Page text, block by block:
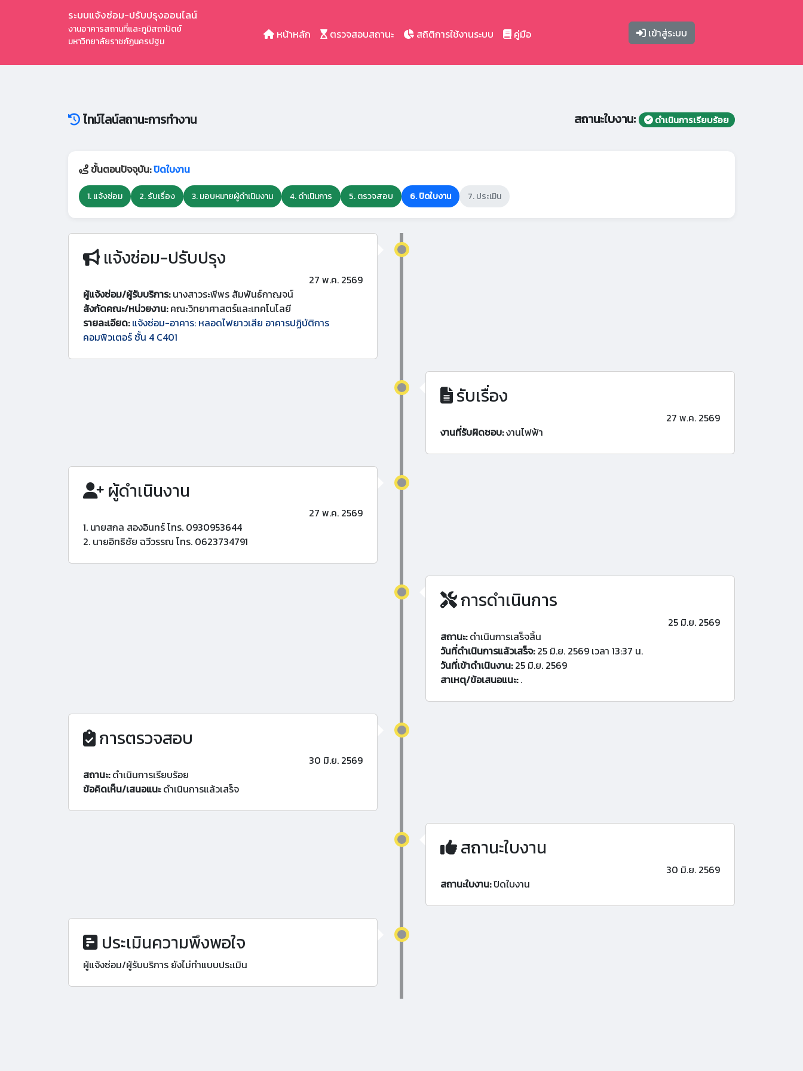
ระบบแจ้งซ่อม-ปรับปรุงออนไลน์
งานอาคารสถานที่และภูมิสถาปัตย์
มหาวิทยาลัยราชภัฏนครปฐม
หน้าหลัก ตรวจสอบสถานะ สถิติการใช้งานระบบ คู่มือ เข้าสู่ระบบ
ไทม์ไลน์สถานะการทำงาน สถานะใบงาน: ดำเนินการเรียบร้อย
ขั้นตอนปัจจุบัน:ปิดใบงาน
1. แจ้งซ่อม 2. รับเรื่อง 3. มอบหมายผู้ดำเนินงาน 4. ดำเนินการ 5. ตรวจสอบ 6. ปิดใบงาน 7. ประเมิน
แจ้งซ่อม-ปรับปรุง
27 พ.ค. 2569
ผู้แจ้งซ่อม/ผู้รับบริการ:นางสาวระพีพร สัมพันธ์กาญจน์
สังกัดคณะ/หน่วยงาน:คณะวิทยาศาสตร์และเทคโนโลยี
รายละเอียด: แจ้งซ่อม-อาคาร: หลอดไฟยาวเสีย อาคารปฏิบัติการ
คอมพิวเตอร์ ชั้น 4 C401
รับเรื่อง
27 พ.ค. 2569
งานที่รับผิดชอบ:งานไฟฟ้า
ผู้ดำเนินงาน
27 พ.ค. 2569
1. นายสกล สองอินทร์ โทร. 0930953644
2. นายอิทธิชัย ฉวีวรรณ โทร. 0623734791
การดำเนินการ
25 มิ.ย. 2569
สถานะ:ดำเนินการเสร็จสิ้น
วันที่ดำเนินการแล้วเสร็จ:25 มิ.ย. 2569 เวลา 13:37 น.
วันที่เข้าดำเนินงาน:25 มิ.ย. 2569
สาเหตุ/ข้อเสนอแนะ:.
การตรวจสอบ
30 มิ.ย. 2569
สถานะ:ดำเนินการเรียบร้อย
ข้อคิดเห็น/เสนอแนะดำเนินการแล้วเสร็จ
สถานะใบงาน
30 มิ.ย. 2569
สถานะใบงาน:ปิดใบงาน
ประเมินความพึงพอใจ
ผู้แจ้งซ่อม/ผู้รับบริการ ยังไม่ทำแบบประเมิน